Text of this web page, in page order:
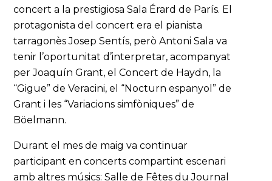
concert a la prestigiosa Sala Érard de París. El
protagonista del concert era el pianista
tarragonès Josep Sentís, però Antoni Sala va
tenir l’oportunitat d’interpretar, acompanyat
per Joaquín Grant, el Concert de Haydn, la
“Gigue” de Veracini, el “Nocturn espanyol” de
Grant i les “Variacions simfòniques” de
Böelmann.
Durant el mes de maig va continuar
participant en concerts compartint escenari
amb altres músics: Salle de Fêtes du Journal